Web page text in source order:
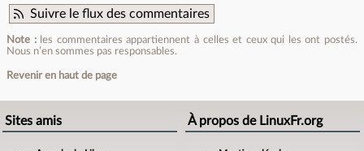
Suivre le flux des commentaires
Note :les commentaires appartiennent à celles et ceux qui les ont postés.
Nous n’en sommes pas responsables.
Revenir en haut de page
Sites amis À propos de LinuxFr.org